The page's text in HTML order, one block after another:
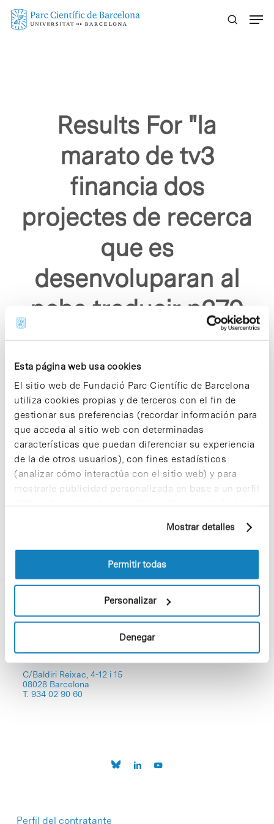
Esta página web usa cookies
El sitio web de Fundació Parc Científic de Barcelona
utiliza cookies propias y de terceros con el fin de
gestionar sus preferencias (recordar información para
que acceda al sitio web con determinadas
características que puedan diferenciar su experiencia
de la de otros usuarios), con fines estadísticos
(analizar cómo interactúa con el sitio web) y para
mostrarle publicidad personalizada en base a un perfil
elaborado a partir de sus hábitos de navegación (por
información sobre las cookies puede consultar
la Política de cookies del sitio web.
Mostrar detalles
Permitir todas
Personalizar
Denegar
Skip
Results For "la
marato de tv3
financia dos
projectes de recerca
que es
desenvoluparan al
pcba traducir p279
asp"
Sorry, no results were found.
Please try again with different keywords.
C/Baldiri Reixac, 4-12 i 15
08028 Barcelona
T. 934 02 90 60
Perfil del contratante